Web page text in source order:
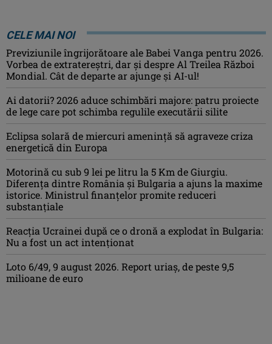
CELE MAI NOI
Previziunile îngrijorătoare ale Babei Vanga pentru 2026.
Vorbea de extratereștri, dar și despre Al Treilea Război
Mondial. Cât de departe ar ajunge și AI-ul!
Ai datorii? 2026 aduce schimbări majore: patru proiecte
de lege care pot schimba regulile executării silite
Eclipsa solară de miercuri ameninţă să agraveze criza
energetică din Europa
Motorină cu sub 9 lei pe litru la 5 Km de Giurgiu.
Diferența dintre România și Bulgaria a ajuns la maxime
istorice. Ministrul finanțelor promite reduceri
substanțiale
Reacția Ucrainei după ce o dronă a explodat în Bulgaria:
Nu a fost un act intenționat
Loto 6/49, 9 august 2026. Report uriaș, de peste 9,5
milioane de euro